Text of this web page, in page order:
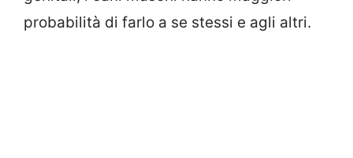
probabilità di farlo a se stessi e agli altri.